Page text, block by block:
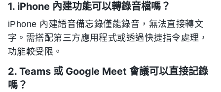
1. iPhone 內建功能可以轉錄音檔嗎？
iPhone 內建語音備忘錄僅能錄音，無法直接轉文
字。需搭配第三方應用程式或透過快捷指令處理，
功能較受限。
2. Teams 或 Google Meet 會議可以直接記錄
嗎？